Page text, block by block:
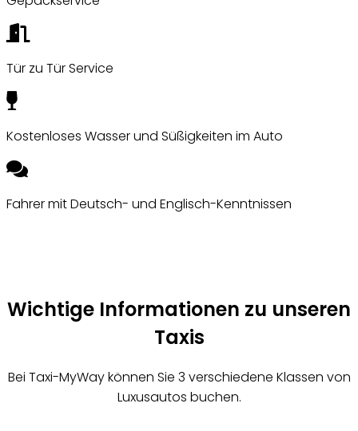
Tür zu Tür Service
Kostenloses Wasser und Süßigkeiten im Auto
Fahrer mit Deutsch- und Englisch-Kenntnissen
Wichtige Informationen zu unseren
Taxis
Bei Taxi-MyWay können Sie 3 verschiedene Klassen von
Luxusautos buchen.